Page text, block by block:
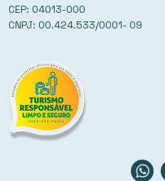
CEP: 04013-000
CNPJ: 00.424.533/0001- 09